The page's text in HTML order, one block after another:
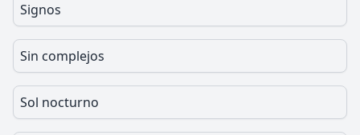
Signos
Sin complejos
Sol nocturno